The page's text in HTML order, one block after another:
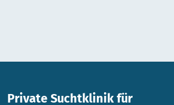
Private Suchtklinik für